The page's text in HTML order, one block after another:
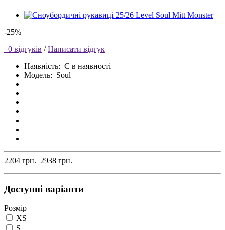
-25%
0 відгуків / Написати відгук
Наявність: Є в наявності
Модель: Soul
2204 грн. 2938 грн.
Доступні варіанти
Розмір
XS